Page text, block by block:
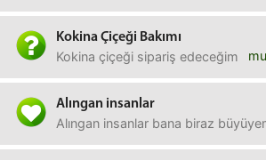
Kokina Çiçeği Bakımı
Kokina çiçeği sipariş edeceğim.
Alıngan insanlar
Alıngan insanlar bana biraz